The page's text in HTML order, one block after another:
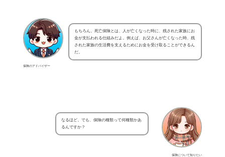
保険のアドバイザー
もちろん。死亡保険とは、人が亡くなった時に、残された家族にお
金が支払われる仕組みだよ。例えば、お父さんが亡くなった時、残
された家族の生活費を支えるためにお金を受け取ることができるん
だ。
保険について知りたい
なるほど。でも、保険の種類って何種類かあ
るんですか？